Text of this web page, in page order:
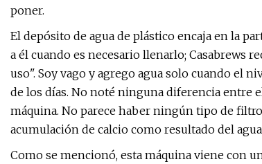
poner.
El depósito de agua de plástico encaja en la
a él cuando es necesario llenarlo; Casabrews
uso". Soy vago y agrego agua solo cuando el
de los días. No noté ninguna diferencia entre
máquina. No parece haber ningún tipo de
acumulación de calcio como resultado del
Como se mencionó, esta máquina viene con